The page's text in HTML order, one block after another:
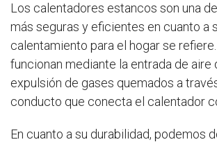
Los calentadores estancos son una
más seguras y eficientes en cuanto a
calentamiento para el hogar se
funcionan mediante la entrada de aire
expulsión de gases quemados a
conducto que conecta el calentador
En cuanto a su durabilidad, podemos